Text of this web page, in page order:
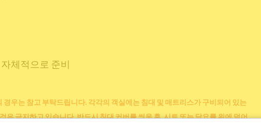
자체적으로 준비
우는 참고 부탁드립니다. 각각의 객실에는 침대 및 매트리스가 구비되어 있는
은 금지하고 있습니다. 반드시 침대 커버를 씌운 후, 시트 또는 담요를 위에 덮어
준비하여 주십시오.